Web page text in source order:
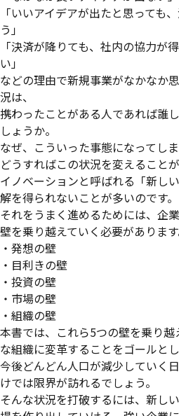
「いいアイデアが出たと思っても
う」
「決済が降りても、社内の協力が
い」
などの理由で新規事業がなかなか
況は、
携わったことがある人であれば誰
しょうか。
なぜ、こういった事態になってし
どうすればこの状況を変えること
イノベーションと呼ばれる「新し
解を得られないことが多いのです。
それをうまく進めるためには、企
壁を乗り越えていく必要があります
・発想の壁
・目利きの壁
・投資の壁
・市場の壁
・組織の壁
本書では、これら5つの壁を乗り
な組織に変革することをゴールとし
今後どんどん人口が減少していく
けでは限界が訪れるでしょう。
そんな状況を打破するには、新し